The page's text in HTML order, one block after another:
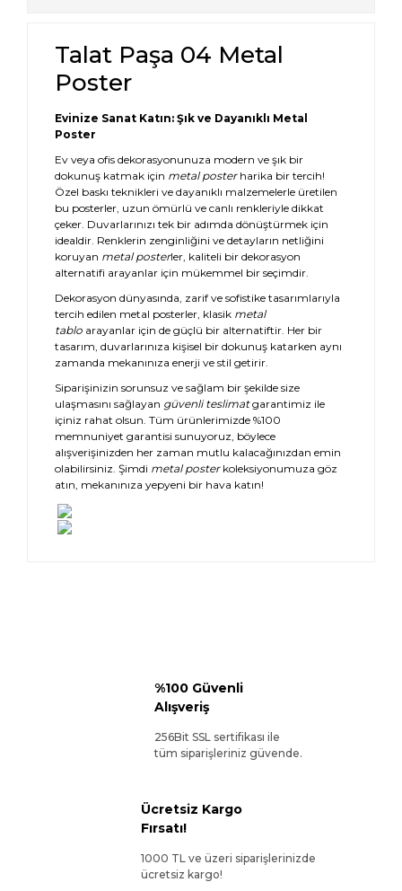
Talat Paşa 04 Metal
Poster
Evinize Sanat Katın: Şık ve Dayanıklı Metal
Poster
Ev veya ofis dekorasyonunuza modern ve şık bir
dokunuş katmak için metal posterharika bir tercih!
Özel baskı teknikleri ve dayanıklı malzemelerle üretilen
bu posterler, uzun ömürlü ve canlı renkleriyle dikkat
çeker. Duvarlarınızı tek bir adımda dönüştürmek için
idealdir. Renklerin zenginliğini ve detayların netliğini
koruyan metal posterler, kaliteli bir dekorasyon
alternatifi arayanlar için mükemmel bir seçimdir.
Dekorasyon dünyasında, zarif ve sofistike tasarımlarıyla
tercih edilen metal posterler, klasik metal
tablo arayanlar için de güçlü bir alternatiftir. Her bir
tasarım, duvarlarınıza kişisel bir dokunuş katarken aynı
zamanda mekanınıza enerji ve stil getirir.
Siparişinizin sorunsuz ve sağlam bir şekilde size
ulaşmasını sağlayan güvenli teslimatgarantimiz ile
içiniz rahat olsun. Tüm ürünlerimizde %100
memnuniyet garantisi sunuyoruz, böylece
alışverişinizden her zaman mutlu kalacağınızdan emin
olabilirsiniz. Şimdi metal posterkoleksiyonumuza göz
atın, mekanınıza yepyeni bir hava katın!
%100 Güvenli
Alışveriş
256Bit SSL sertifikası ile
tüm siparişleriniz güvende.
Ücretsiz Kargo
Fırsatı!
1000 TL ve üzeri siparişlerinizde
ücretsiz kargo!